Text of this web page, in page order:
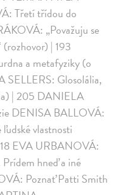
Třetí třídou do
„Považuju se
(rozhovor) | 193
a metafyziky (o
SELLERS: Glosolália,
| 205 DANIELA
DENISA BALLOVÁ:
vlastnosti
EVA URBANOVÁ:
hneď a iné
Poznať Patti Smith